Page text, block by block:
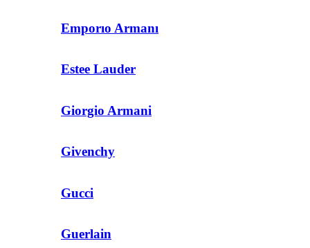
Emporıo Armanı
Estee Lauder
Giorgio Armani
Givenchy
Gucci
Guerlain